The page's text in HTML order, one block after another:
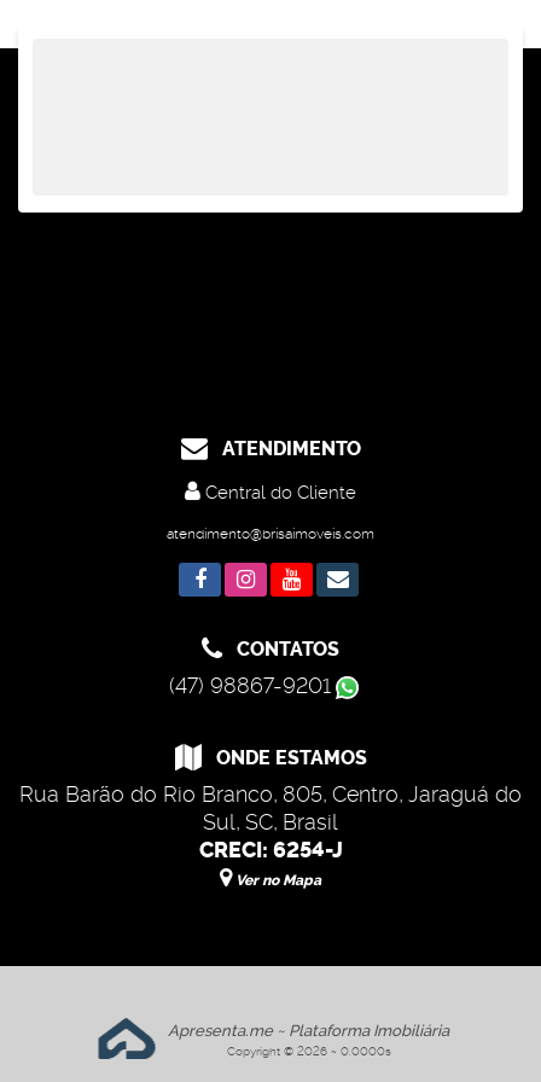
ATENDIMENTO
Central do Cliente
atendimento@brisaimoveis.com
CONTATOS
(47) 98867-9201
ONDE ESTAMOS
Rua Barão do Rio Branco, 805, Centro, Jaraguá do
Sul, SC, Brasil
CRECI: 6254-J
Ver no Mapa
Apresenta.me ~ Plataforma Imobiliária
Copyright © 2026 ~ 0.0000s